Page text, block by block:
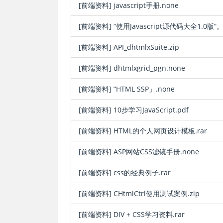
[前端资料] javascript手册.none
[前端资料] “使用Javascript源代码大全1.0版”
[前端资料] API_dhtmlxSuite.zip
[前端资料] dhtmlxgrid_pgn.none
[前端资料] “HTML SSP」.none
[前端资料] 10步学习JavaScript.pdf
[前端资料] HTML的个人网页设计模板.rar
[前端资料] ASP网站CSS滤镜手册.none
[前端资料] css的经典例子.rar
[前端资料] CHtmlCtrl使用测试案例.zip
[前端资料] DIV + CSS学习资料.rar